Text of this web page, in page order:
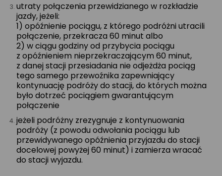
utraty połączenia przewidzianego w rozkładzie
jazdy, jeżeli:
1) opóźnienie pociągu, z którego podróżni utracili
połączenie, przekracza 60 minut albo
2) w ciągu godziny od przybycia pociągu
z opóźnieniem nieprzekraczającym 60 minut,
z danej stacji przesiadania nie odjeżdża pociąg
tego samego przewoźnika zapewniający
kontynuację podróży do stacji, do których można
było dotrzeć pociągiem gwarantującym
połączenie
jeżeli podróżny zrezygnuje z kontynuowania
podróży (z powodu odwołania pociągu lub
przewidywanego opóźnienia przyjazdu do stacji
docelowej powyżej 60 minut) i zamierza wracać
do stacji wyjazdu.